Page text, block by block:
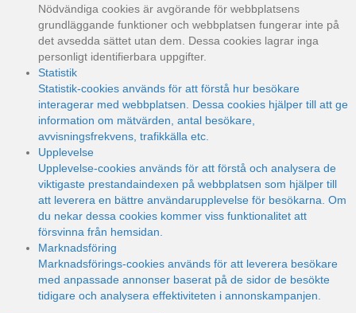
Nödvändiga cookies är avgörande för webbplatsens
grundläggande funktioner och webbplatsen fungerar inte på
det avsedda sättet utan dem. Dessa cookies lagrar inga
personligt identifierbara uppgifter.
Statistik
Statistik-cookies används för att förstå hur besökare
interagerar med webbplatsen. Dessa cookies hjälper till att ge
information om mätvärden, antal besökare,
avvisningsfrekvens, trafikkälla etc.
Upplevelse
Upplevelse-cookies används för att förstå och analysera de
viktigaste prestandaindexen på webbplatsen som hjälper till
att leverera en bättre användarupplevelse för besökarna. Om
du nekar dessa cookies kommer viss funktionalitet att
försvinna från hemsidan.
Marknadsföring
Marknadsförings-cookies används för att leverera besökare
med anpassade annonser baserat på de sidor de besökte
tidigare och analysera effektiviteten i annonskampanjen.